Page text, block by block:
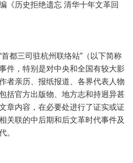
《历史拒绝遗忘 清华十年文革回
都三司驻杭州联络站”（以下简称
件，特别是对中央和全国有较大影
者亲历、报纸报道、各界代表人物
括官方出版物、地方志和持迥异甚
章内容，在必要处进行了证实或证
关联的中后期和后文革时代事件及
。